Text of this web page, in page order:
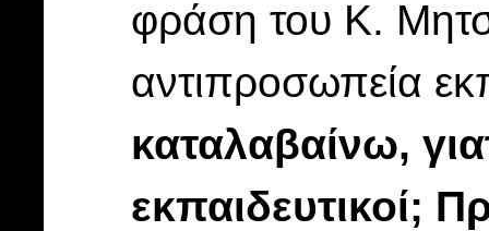
φράση του Κ.
αντιπροσωπεία
καταλαβαίνω,
εκπαιδευτικοί;